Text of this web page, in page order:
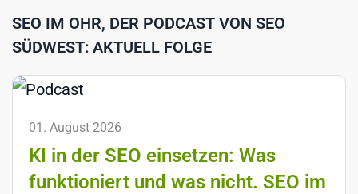
SEO IM OHR, DER PODCAST VON SEO
SÜDWEST: AKTUELL FOLGE
01. August 2026
KI in der SEO einsetzen: Was
funktioniert und was nicht. SEO im